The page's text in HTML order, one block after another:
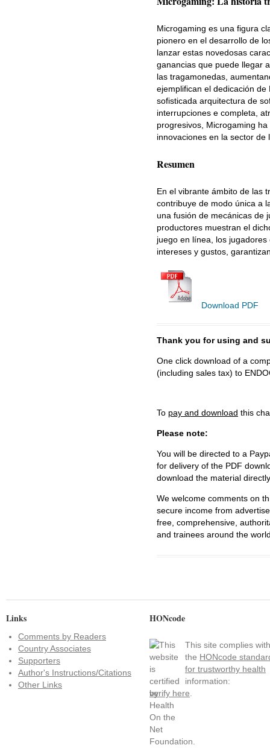
Microgaming es una figura
pionero en el desarrollo de
lanzar estas novedosas
ganancias que puede llegar
las tragamonedas,
ejemplifican el dedicación
sofisticada arquitectura de
interrupciones e completa,
progresivos, Microgaming
innovaciones en la sector de
Resumen
En el vibrante ámbito de las
contribuye de modo única a
una fusión de mecánicas de
productores muestran el
juego en línea, los
intereses y gustos,
Download PDF
Thank you for using and
One click download of a
(including sales tax) to
To pay and download this
Please note:
You will be directed to a
for delivery of the PDF
download the material
We welcome comments on
secure income from
free, comprehensive,
and trainees around the
Links
Comments by Readers
Country Associates
Supporters
Author's Instructions/Citations
Other Links
HONcode
This site complies with
the HONcode
for trustworthy health
information:
verify here